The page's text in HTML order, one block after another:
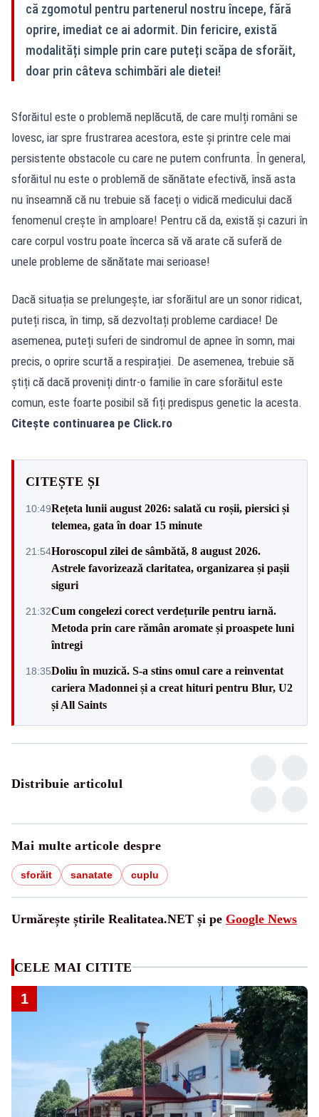
că zgomotul pentru partenerul nostru începe, fără
oprire, imediat ce ai adormit. Din fericire, există
modalități simple prin care puteți scăpa de sforăit,
doar prin câteva schimbări ale dietei!
Sforăitul este o problemă neplăcută, de care mulți români se
lovesc, iar spre frustrarea acestora, este și printre cele mai
persistente obstacole cu care ne putem confrunta. În general,
sforăitul nu este o problemă de sănătate efectivă, însă asta
nu înseamnă că nu trebuie să faceți o vidică medicului dacă
fenomenul crește în amploare! Pentru că da, există și cazuri în
care corpul vostru poate încerca să vă arate că suferă de
unele probleme de sănătate mai serioase!
Dacă situația se prelungește, iar sforăitul are un sonor ridicat,
puteți risca, în timp, să dezvoltați probleme cardiace! De
asemenea, puteți suferi de sindromul de apnee în somn, mai
precis, o oprire scurtă a respirației. De asemenea, trebuie să
știți că dacă proveniți dintr-o familie în care sforăitul este
comun, este foarte posibil să fiți predispus genetic la acesta.
Citește continuarea pe Click.ro
CITEȘTE ȘI
10:49Rețeta lunii august 2026: salată cu roșii, piersici și
telemea, gata în doar 15 minute
21:54Horoscopul zilei de sâmbătă, 8 august 2026.
Astrele favorizează claritatea, organizarea și pașii
siguri
21:32Cum congelezi corect verdețurile pentru iarnă.
Metoda prin care rămân aromate și proaspete luni
întregi
18:35Doliu în muzică. S-a stins omul care a reinventat
cariera Madonnei și a creat hituri pentru Blur, U2
și All Saints
Distribuie articolul
Mai multe articole despre
sforăit sanatate cuplu
Urmărește știrile Realitatea.NET și pe Google News
CELE MAI CITITE
1